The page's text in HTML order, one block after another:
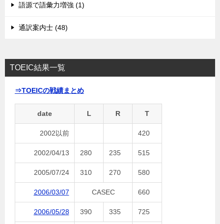
語源で語彙力増強 (1)
通訳案内士 (48)
TOEIC結果一覧
⇒TOEICの戦績まとめ
date L R T
2002以前 420
2002/04/13 280 235 515
2005/07/24 310 270 580
2006/03/07 CASEC 660
2006/05/28 390 335 725